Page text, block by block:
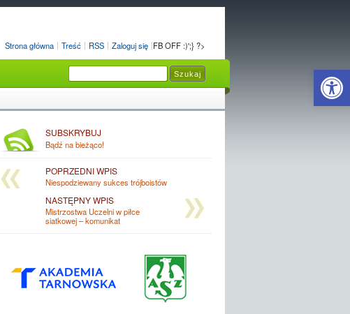
Strona główna Treść RSS Zaloguj się FB OFF :)';} ?>
SUBSKRYBUJ
Bądź na bieżąco!
POPRZEDNI WPIS
Niespodziewany sukces trójboistów
NASTĘPNY WPIS
Mistrzostwa Uczelni w piłce
siatkowej – komunikat